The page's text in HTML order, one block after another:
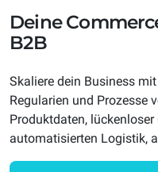
Deine
B2B
Skaliere dein Business
Regularien und Prozesse
Produktdaten,
automatisierten Logistik,